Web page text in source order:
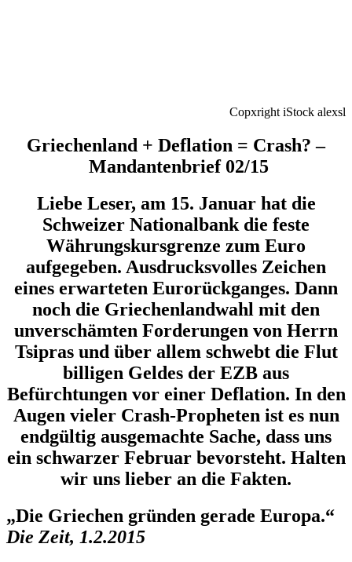
Copxright iStock alexsl
Griechenland + Deflation = Crash? –
Mandantenbrief 02/15
Liebe Leser, am 15. Januar hat die
Schweizer Nationalbank die feste
Währungskursgrenze zum Euro
aufgegeben. Ausdrucksvolles Zeichen
eines erwarteten Eurorückganges. Dann
noch die Griechenlandwahl mit den
unverschämten Forderungen von Herrn
Tsipras und über allem schwebt die Flut
billigen Geldes der EZB aus
Befürchtungen vor einer Deflation. In den
Augen vieler Crash-Propheten ist es nun
endgültig ausgemachte Sache, dass uns
ein schwarzer Februar bevorsteht. Halten
wir uns lieber an die Fakten.
„Die Griechen gründen gerade Europa.“
Die Zeit, 1.2.2015